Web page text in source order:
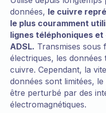
données, le cuivre
le plus couramment
lignes téléphoniques
ADSL. Transmises sous
électriques, les
cuivre. Cependant, la
données sont limitées,
être perturbé par des
électromagnétiques.